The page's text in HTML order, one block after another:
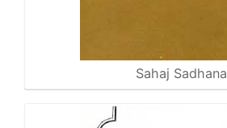
Sahaj Sadhana